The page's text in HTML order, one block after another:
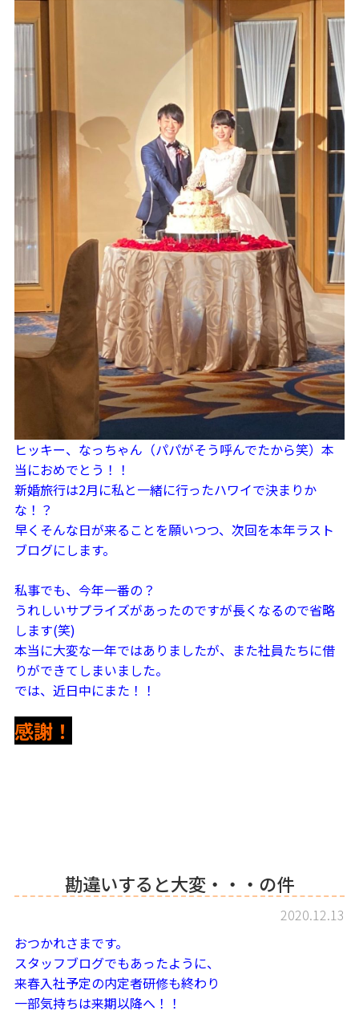
ヒッキー、なっちゃん（パパがそう呼んでたから笑）本
当におめでとう！！
新婚旅行は2月に私と一緒に行ったハワイで決まりか
な！？
早くそんな日が来ることを願いつつ、次回を本年ラスト
ブログにします。
私事でも、今年一番の？
うれしいサプライズがあったのですが長くなるので省略
します(笑)
本当に大変な一年ではありましたが、また社員たちに借
りができてしまいました。
では、近日中にまた！！
感謝！
勘違いすると大変・・・の件
2020.12.13
おつかれさまです。
スタッフブログでもあったように、
来春入社予定の内定者研修も終わり
一部気持ちは来期以降へ！！